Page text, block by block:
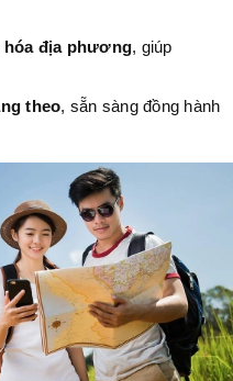
hóa địa phương, giúp
theo, sẵn sàng đồng hành